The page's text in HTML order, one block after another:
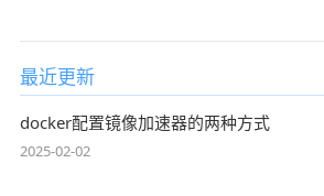
最近更新
docker配置镜像加速器的两种方式
2025-02-02